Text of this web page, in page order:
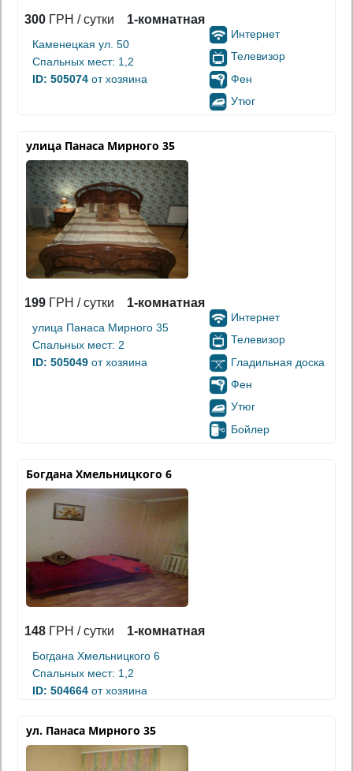
300 ГРН / сутки 1-комнатная
Каменецкая ул. 50
Спальных мест: 1,2
ID: 505074 от хозяина
Интернет
Телевизор
Фен
Утюг
улица Панаса Мирного 35
199 ГРН / сутки 1-комнатная
улица Панаса Мирного 35
Спальных мест: 2
ID: 505049 от хозяина
Интернет
Телевизор
Гладильная доска
Фен
Утюг
Бойлер
Богдана Хмельницкого 6
148 ГРН / сутки 1-комнатная
Богдана Хмельницкого 6
Спальных мест: 1,2
ID: 504664 от хозяина
ул. Панаса Мирного 35